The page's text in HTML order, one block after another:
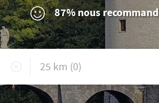
87% nous